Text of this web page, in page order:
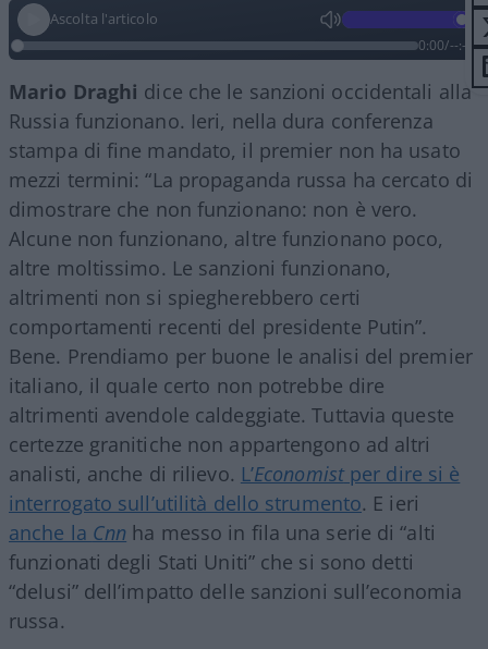
Ascolta l'articolo
0:00/--:--
Mario Draghi dice che le sanzioni occidentali alla
Russia funzionano. Ieri, nella dura conferenza
stampa di fine mandato, il premier non ha usato
mezzi termini: “La propaganda russa ha cercato di
dimostrare che non funzionano: non è vero.
Alcune non funzionano, altre funzionano poco,
altre moltissimo. Le sanzioni funzionano,
altrimenti non si spiegherebbero certi
comportamenti recenti del presidente Putin”.
Bene. Prendiamo per buone le analisi del premier
italiano, il quale certo non potrebbe dire
altrimenti avendole caldeggiate. Tuttavia queste
certezze granitiche non appartengono ad altri
analisti, anche di rilievo. L’Economistper dire si è
interrogato sull’utilità dello strumento. E ieri
anche la Cnn ha messo in fila una serie di “alti
funzionati degli Stati Uniti” che si sono detti
“delusi” dell’impatto delle sanzioni sull’economia
russa.